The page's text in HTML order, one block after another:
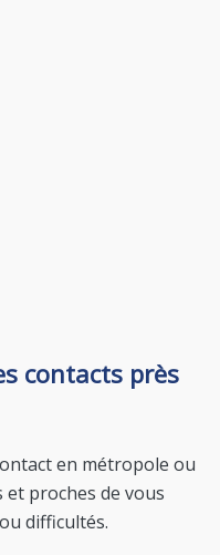
contacts près
en métropole ou
proches de vous
difficultés.